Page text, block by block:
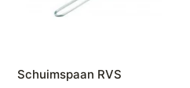
Schuimspaan RVS